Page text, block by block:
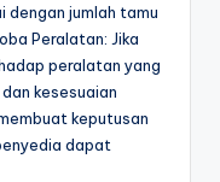
dengan jumlah tamu
Peralatan: Jika
peralatan yang
kesesuaian
keputusan
dapat